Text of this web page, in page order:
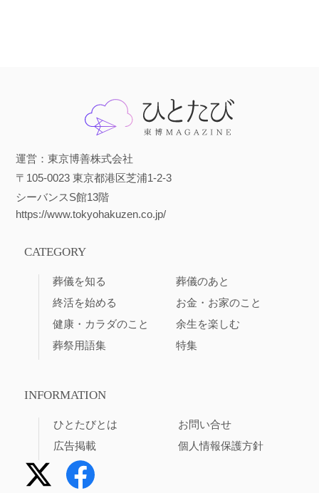
運営：東京博善株式会社
〒105-0023 東京都港区芝浦1-2-3
シーバンスS館13階
https://www.tokyohakuzen.co.jp/
CATEGORY
葬儀を知る
葬儀のあと
終活を始める
お金・お家のこと
健康・カラダのこと
余生を楽しむ
葬祭用語集
特集
INFORMATION
ひとたびとは
お問い合せ
広告掲載
個人情報保護方針